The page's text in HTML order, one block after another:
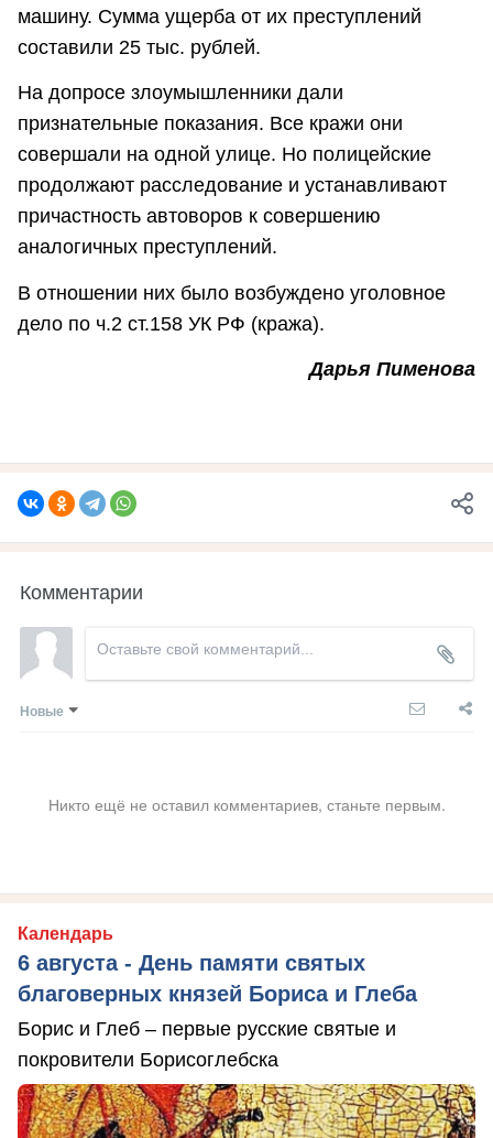
машину. Сумма ущерба от их преступлений
составили 25 тыс. рублей.
На допросе злоумышленники дали
признательные показания. Все кражи они
совершали на одной улице. Но полицейские
продолжают расследование и устанавливают
причастность автоворов к совершению
аналогичных преступлений.
В отношении них было возбуждено уголовное
дело по ч.2 ст.158 УК РФ (кража).
Дарья Пименова
Комментарии
Новые
Никто ещё не оставил комментариев, станьте первым.
Календарь
6 августа - День памяти святых
благоверных князей Бориса и Глеба
Борис и Глеб – первые русские святые и
покровители Борисоглебска